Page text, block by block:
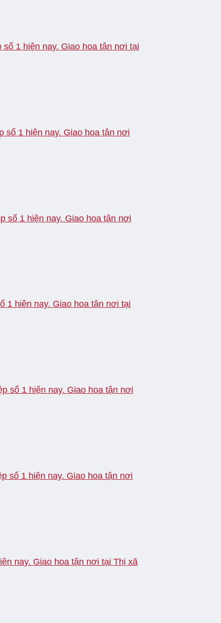
1 hiện nay. Giao hoa tận nơi tại
số 1 hiện nay. Giao hoa tận nơi
số 1 hiện nay. Giao hoa tận nơi
1 hiện nay. Giao hoa tận nơi tại
số 1 hiện nay. Giao hoa tận nơi
số 1 hiện nay. Giao hoa tận nơi
nay. Giao hoa tận nơi tại Thị xã